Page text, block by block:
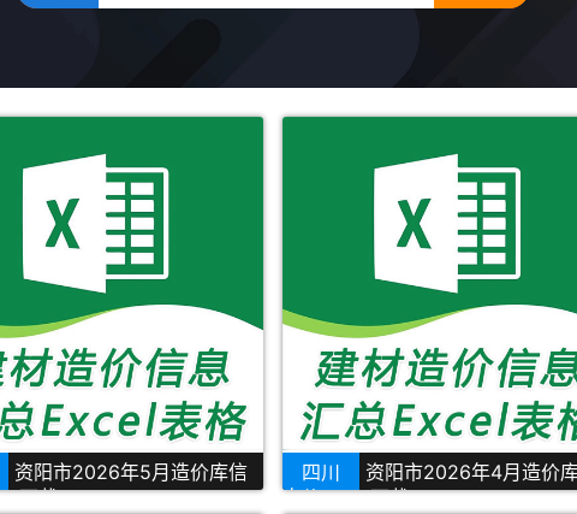
资阳市2026年5月造价库信
下载
四川
资阳市2026年4月造价
息价Excel下载